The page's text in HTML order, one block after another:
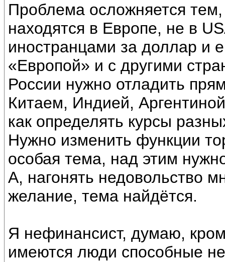
Проблема осложняется
находятся в Европе, не в
иностранцами за доллар и
«Европой» и с другими
России нужно отладить
Китаем, Индией,
как определять курсы
Нужно изменить функции
особая тема, над этим
А, нагонять недовольство
желание, тема найдётся.
Я нефинансист, думаю,
имеются люди способные